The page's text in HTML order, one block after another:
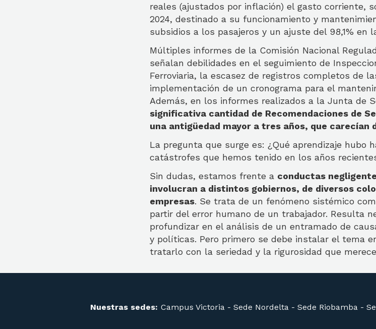
reales (ajustados por inflación) el gasto corriente,
2024, destinado a su funcionamiento y
subsidios a los pasajeros y un ajuste del 98,1% en
Múltiples informes de la Comisión Nacional
señalan debilidades en el seguimiento de
Ferroviaria, la escasez de registros completos de
implementación de un cronograma para el
Además, en los informes realizados a la Junta de
significativa cantidad de Recomendaciones de
una antigüedad mayor a tres años, que carecían
La pregunta que surge es: ¿Qué aprendizaje hubo
catástrofes que hemos tenido en los años
Sin dudas, estamos frente a conductas
involucran a distintos gobiernos, de diversos
empresas. Se trata de un fenómeno sistémico
partir del error humano de un trabajador. Resulta
profundizar en el análisis de un entramado de
y políticas. Pero primero se debe instalar el tema
tratarlo con la seriedad y la rigurosidad que
Nuestras sedes: Campus Victoria - Sede Nordelta - Sede Riobamba -